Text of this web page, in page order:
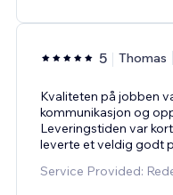
5 Thomas
Kvaliteten på jobben
kommunikasjon og
Leveringstiden var
leverte et veldig godt
Service Provided: